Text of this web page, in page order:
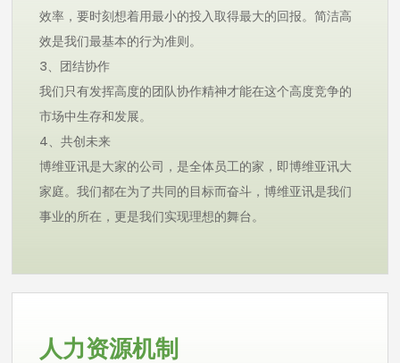
效率，要时刻想着用最小的投入取得最大的回报。简洁高
效是我们最基本的行为准则。
3、团结协作
我们只有发挥高度的团队协作精神才能在这个高度竞争的
市场中生存和发展。
4、共创未来
博维亚讯是大家的公司，是全体员工的家，即博维亚讯大
家庭。我们都在为了共同的目标而奋斗，博维亚讯是我们
事业的所在，更是我们实现理想的舞台。
人力资源机制